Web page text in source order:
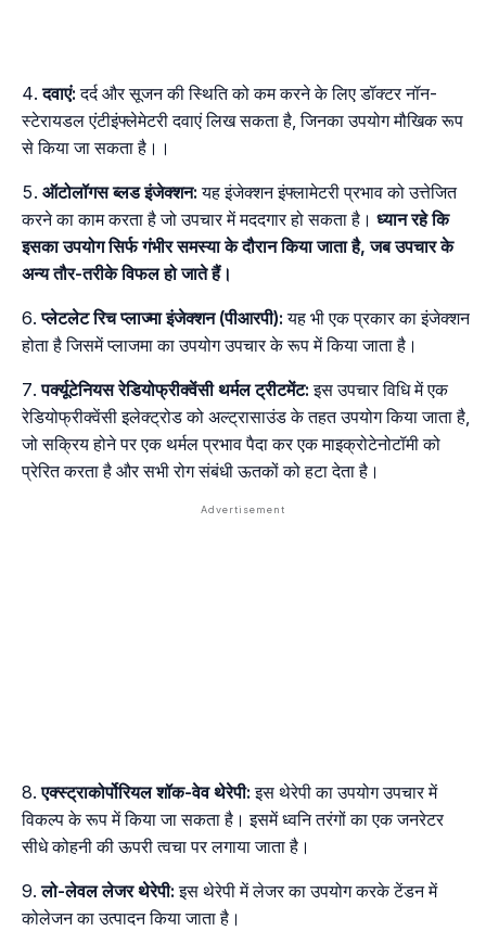
दवाएं: दर्द और सूजन की स्थिति को कम करने के लिए डॉक्टर नॉन-
स्टेरायडल एंटीइंफ्लेमेटरी दवाएं लिख सकता है, जिनका उपयोग मौखिक रूप
से किया जा सकता है।।
ऑटोलॉगस ब्लड इंजेक्शन: यह इंजेक्शन इंफ्लामेटरी प्रभाव को उत्तेजित
करने का काम करता है जो उपचार में मददगार हो सकता है। ध्यान रहे कि
इसका उपयोग सिर्फ गंभीर समस्या के दौरान किया जाता है, जब उपचार के
अन्य तौर-तरीके विफल हो जाते हैं।
प्लेटलेट रिच प्लाज्मा इंजेक्शन (पीआरपी): यह भी एक प्रकार का इंजेक्शन
होता है जिसमें प्लाजमा का उपयोग उपचार के रूप में किया जाता है।
पर्क्यूटेनियस रेडियोफ्रीक्वेंसी थर्मल ट्रीटमेंट: इस उपचार विधि में एक
रेडियोफ्रीक्वेंसी इलेक्ट्रोड को अल्ट्रासाउंड के तहत उपयोग किया जाता है,
जो सक्रिय होने पर एक थर्मल प्रभाव पैदा कर एक माइक्रोटेनोटॉमी को
प्रेरित करता है और सभी रोग संबंधी ऊतकों को हटा देता है।
एक्स्ट्राकोर्पोरियल शॉक-वेव थेरेपी: इस थेरेपी का उपयोग उपचार में
विकल्प के रूप में किया जा सकता है। इसमें ध्वनि तरंगों का एक जनरेटर
सीधे कोहनी की ऊपरी त्वचा पर लगाया जाता है।
लो-लेवल लेजर थेरेपी: इस थेरेपी में लेजर का उपयोग करके टेंडन में
कोलेजन का उत्पादन किया जाता है।